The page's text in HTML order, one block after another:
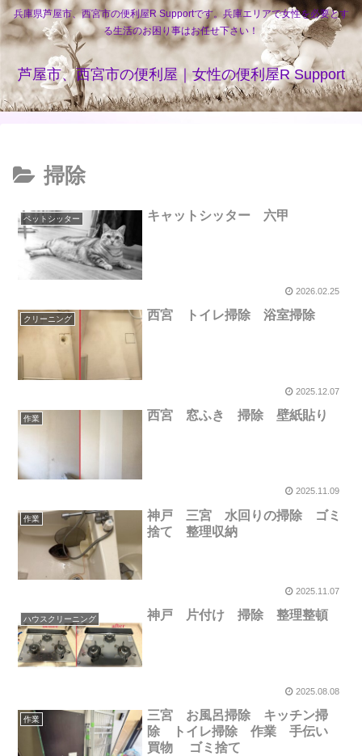
兵庫県芦屋市、西宮市の便利屋R Supportです。兵庫エリアで女性を必要とす
る生活のお困り事はお任せ下さい！
芦屋市、西宮市の便利屋｜女性の便利屋R Support
掃除
ペットシッター キャットシッター 六甲
2026.02.25
クリーニング 西宮 トイレ掃除 浴室掃除
2025.12.07
作業 西宮 窓ふき 掃除 壁紙貼り
2025.11.09
作業
神戸 三宮 水回りの掃除 ゴミ
捨て 整理収納
2025.11.07
ハウスクリーニング 神戸 片付け 掃除 整理整頓
2025.08.08
作業
三宮 お風呂掃除 キッチン掃
除 トイレ掃除 作業 手伝い
買物 ゴミ捨て